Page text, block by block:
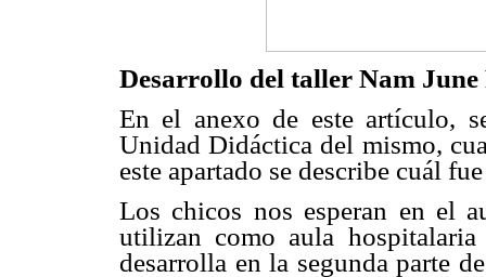
Desarrollo del taller Nam June
En el anexo de este artículo,
Unidad Didáctica del mismo,
este apartado se describe cuál
Los chicos nos esperan en el
utilizan como aula
desarrolla en la segunda parte